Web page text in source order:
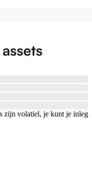
zijn volatiel, je kunt je inleg